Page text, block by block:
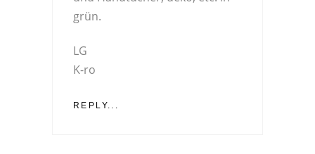
grün.
LG
K-ro
REPLY...